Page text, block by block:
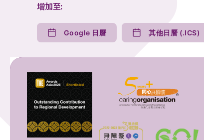
增加至:
Google 日曆 其他日曆 (.ICS)